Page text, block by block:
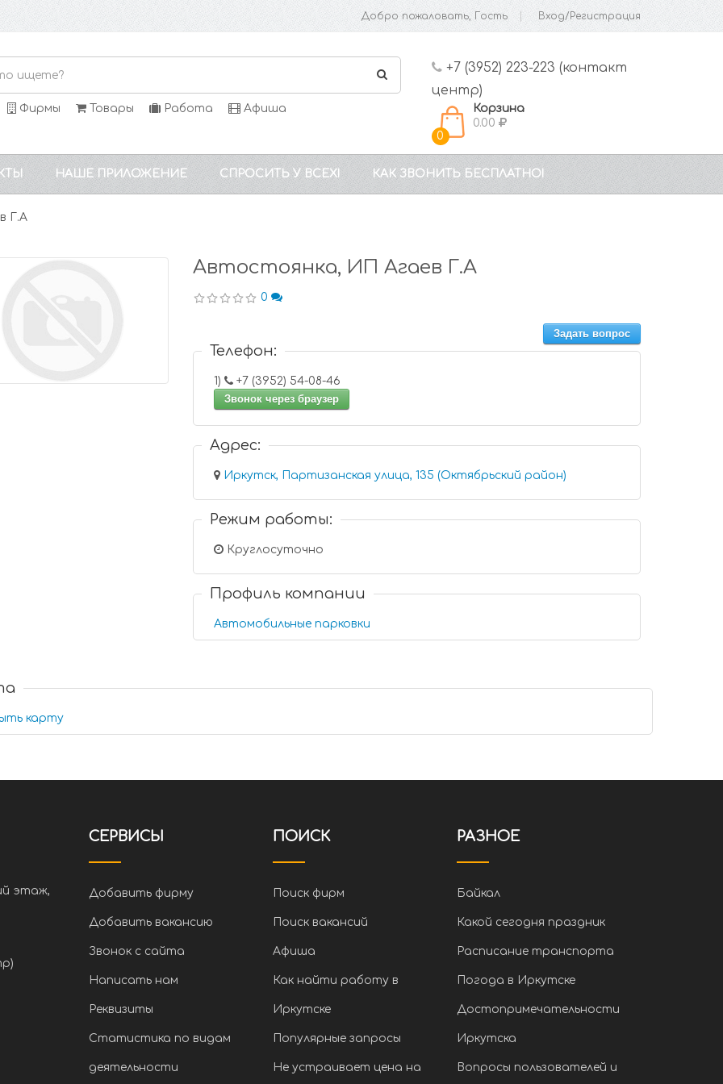
Добро пожаловать, Гость Вход/Регистрация
Фирмы Товары Работа Афиша
+7 (3952) 223-223 (контакт
центр)
0
Корзина
0.00
НАШЕ ПРИЛОЖЕНИЕ СПРОСИТЬ У ВСЕХ! КАК ЗВОНИТЬ БЕСПЛАТНО!
Г.А
Автостоянка, ИП Агаев Г.А
0
Задать вопрос
Телефон:
1)
+7 (3952) 54-08-46
Звонок через браузер
Адрес:
Иркутск, Партизанская улица, 135 (Октябрьский район)
Режим работы:
Круглосуточно
Профиль компании
Автомобильные парковки
карту
этаж,
СЕРВИСЫ
Добавить фирму
Добавить вакансию
Звонок с сайта
Написать нам
Реквизиты
Статистика по видам
деятельности
ПОИСК
Поиск фирм
Поиск вакансий
Афиша
Как найти работу в
Иркутске
Популярные запросы
Не устраивает цена на
РАЗНОЕ
Байкал
Какой сегодня праздник
Расписание транспорта
Погода в Иркутске
Достопримечательности
Иркутска
Вопросы пользователей и